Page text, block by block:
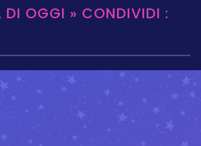
DI OGGI » CONDIVIDI :